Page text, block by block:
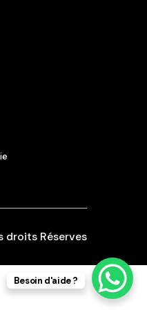
Réserves
Besoin d'aide ?